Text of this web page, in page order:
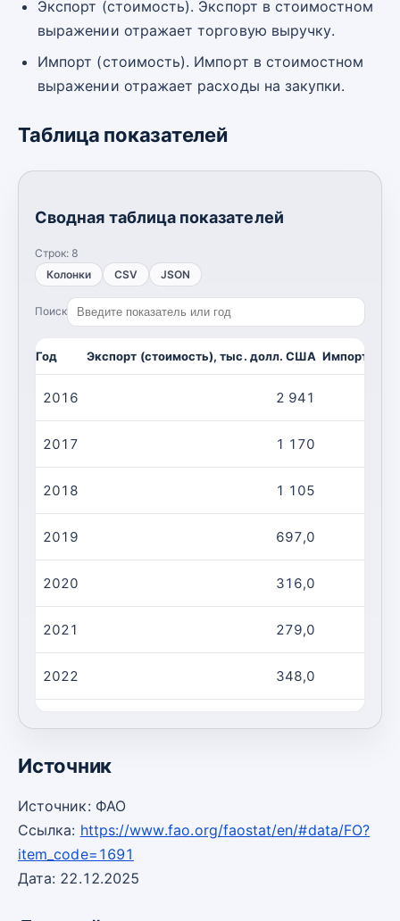
Экспорт (стоимость). Экспорт в стоимостном
выражении отражает торговую выручку.
Импорт (стоимость). Импорт в стоимостном
выражении отражает расходы на закупки.
Таблица показателей
Сводная таблица показателей
Строк: 8
Колонки
CSV JSON
Поиск
Год Экспорт (стоимость), тыс. долл. США Импорт
2016 2 941
2017 1 170
2018 1 105
2019 697,0
2020 316,0
2021 279,0
2022 348,0
Источник
Источник: ФАО
Ссылка: https://www.fao.org/faostat/en/#data/FO?
item_code=1691
Дата: 22.12.2025